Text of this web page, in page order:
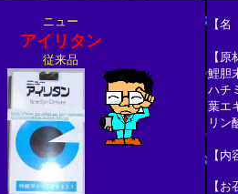
ニュー
アイリタン
従来品
【
【
鯉胆
ハチ
葉エ
リン
【
【